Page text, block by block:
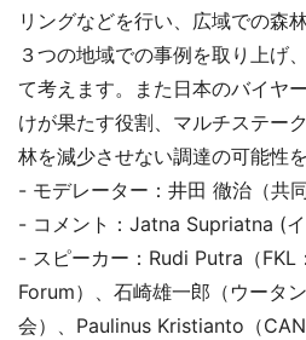
リングなどを行い、広域での森
３つの地域での事例を取り上げ
て考えます。また日本のバイヤ
けが果たす役割、マルチステー
林を減少させない調達の可能性
- モデレーター：井田 徹治（共同
- コメント：Jatna Supriatna (
- スピーカー：Rudi Putra（
Forum）、石崎雄一郎（ウータ
会）、Paulinus Kristianto（